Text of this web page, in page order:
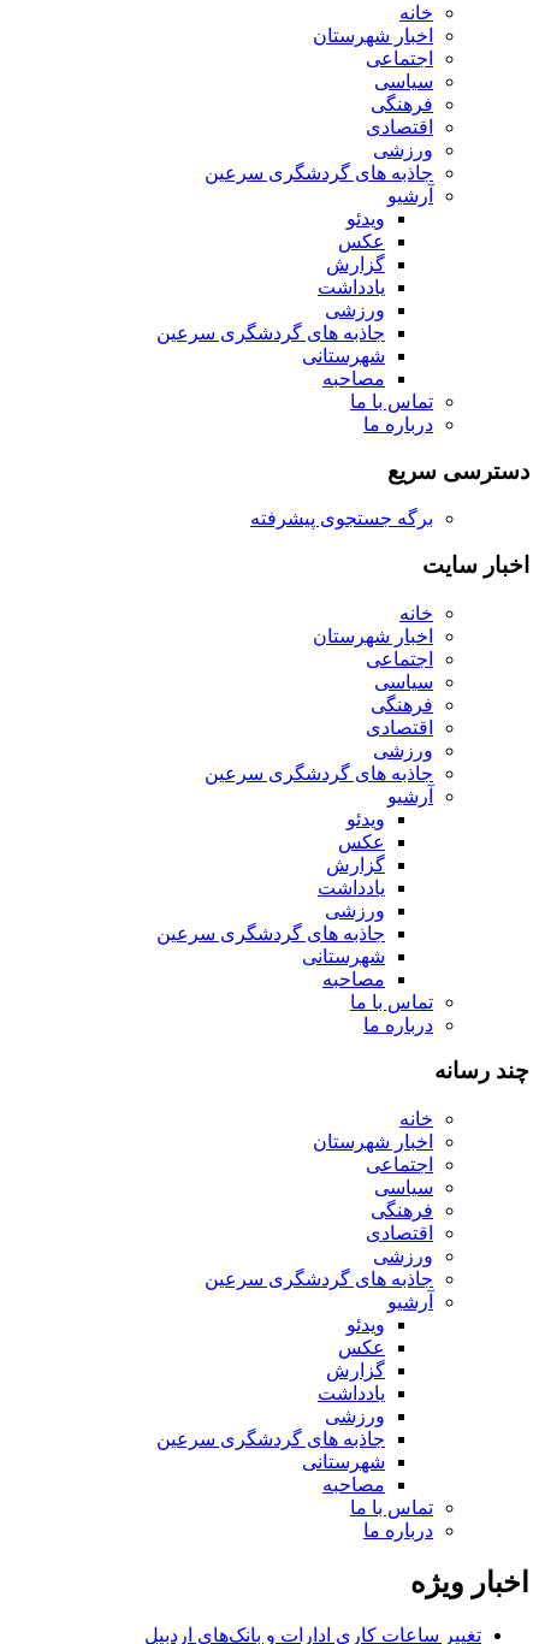
خانه
اخبار شهرستان
اجتماعی
سیاسی
فرهنگی
اقتصادی
ورزشی
جاذبه های گردشگری سرعین
آرشیو
ویدئو
عکس
گزارش
یادداشت
ورزشی
جاذبه های گردشگری سرعین
شهرستانی
مصاحبه
تماس با ما
درباره ما
دسترسی سریع
برگه جستجوی پیشرفته
اخبار سایت
خانه
اخبار شهرستان
اجتماعی
سیاسی
فرهنگی
اقتصادی
ورزشی
جاذبه های گردشگری سرعین
آرشیو
ویدئو
عکس
گزارش
یادداشت
ورزشی
جاذبه های گردشگری سرعین
شهرستانی
مصاحبه
تماس با ما
درباره ما
چند رسانه
خانه
اخبار شهرستان
اجتماعی
سیاسی
فرهنگی
اقتصادی
ورزشی
جاذبه های گردشگری سرعین
آرشیو
ویدئو
عکس
گزارش
یادداشت
ورزشی
جاذبه های گردشگری سرعین
شهرستانی
مصاحبه
تماس با ما
درباره ما
اخبار ویژه
تغییر ساعات کاری ادارات و بانک‌های اردبیل